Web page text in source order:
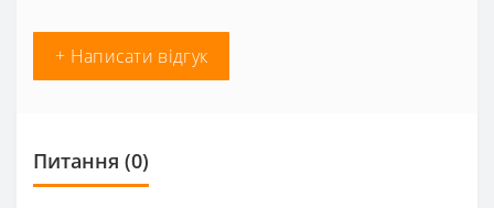
+ Написати відгук
Питання (0)